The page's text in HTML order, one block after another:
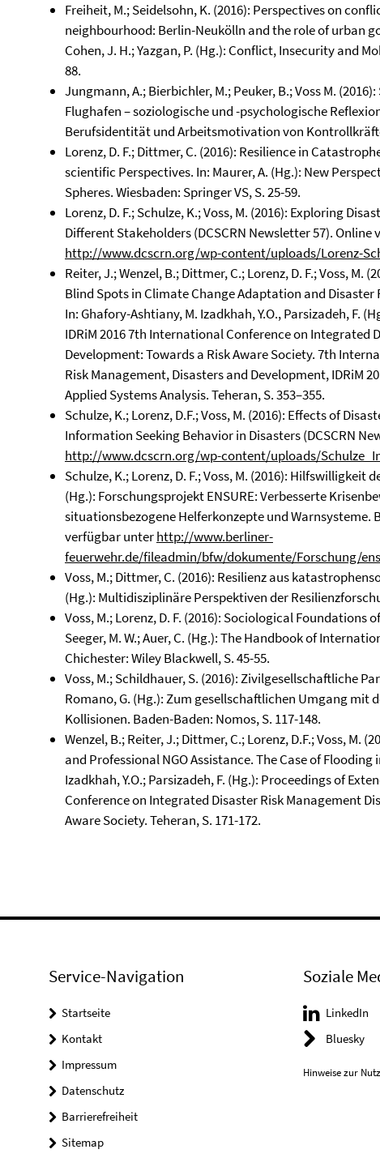
Freiheit, M.; Seidelsohn, K. (2016): Perspectives on
neighbourhood: Berlin-Neukölln and the role of urban
Cohen, J. H.; Yazgan, P. (Hg.): Conflict, Insecurity and
88.
Jungmann, A.; Bierbichler, M.; Peuker, B.; Voss M.
Flughafen – soziologische und -psychologische
Berufsidentität und Arbeitsmotivation von
Lorenz, D. F.; Dittmer, C. (2016): Resilience in
scientific Perspectives. In: Maurer, A. (Hg.): New
Spheres. Wiesbaden: Springer VS, S. 25-59.
Lorenz, D. F.; Schulze, K.; Voss, M. (2016): Exploring
Different Stakeholders (DCSCRN Newsletter 57).
http://www.dcscrn.org/wp-content/uploads/Lorenz-
Reiter, J.; Wenzel, B.; Dittmer, C.; Lorenz, D. F.; Voss, M.
Blind Spots in Climate Change Adaptation and
In: Ghafory-Ashtiany, M. Izadkhah, Y.O., Parsizadeh, F.
IDRiM 2016 7th International Conference on Integrated
Development: Towards a Risk Aware Society. 7th
Risk Management, Disasters and Development, IDRiM
Applied Systems Analysis. Teheran, S. 353–355.
Schulze, K.; Lorenz, D.F.; Voss, M. (2016): Effects of
Information Seeking Behavior in Disasters (DCSCRN
http://www.dcscrn.org/wp-content/uploads/
Schulze, K.; Lorenz, D. F.; Voss, M. (2016):
(Hg.): Forschungsprojekt ENSURE: Verbesserte
situationsbezogene Helferkonzepte und Warnsysteme.
verfügbar unterhttp://www.berliner-
feuerwehr.de/fileadmin/bfw/dokumente/Forschung/
Voss, M.; Dittmer, C. (2016): Resilienz aus
(Hg.): Multidisziplinäre Perspektiven der
Voss, M.; Lorenz, D. F. (2016): Sociological Foundations
Seeger, M. W.; Auer, C. (Hg.): The Handbook of
Chichester: Wiley Blackwell, S. 45-55.
Voss, M.; Schildhauer, S. (2016): Zivilgesellschaftliche
Romano, G. (Hg.): Zum gesellschaftlichen Umgang mit
Kollisionen. Baden-Baden: Nomos, S. 117-148.
Wenzel, B.; Reiter, J.; Dittmer, C.; Lorenz, D.F.; Voss, M.
and Professional NGO Assistance. The Case of
Izadkhah, Y.O.; Parsizadeh, F. (Hg.): Proceedings of
Conference on Integrated Disaster Risk Management
Aware Society. Teheran, S. 171-172.
Service-Navigation
Startseite
Kontakt
Impressum
Datenschutz
Barrierefreiheit
Sitemap
Soziale
LinkedIn
Bluesky
Hinweise zur